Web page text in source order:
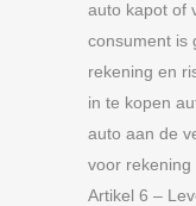
auto kapot of
consument is
rekening en
in te kopen
auto aan de
voor rekening
Artikel 6 –